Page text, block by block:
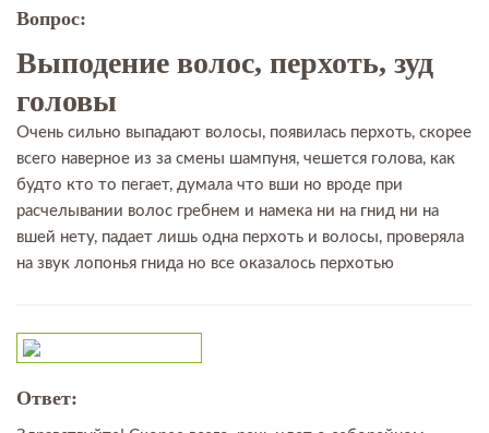
Вопрос:
Выподение волос, перхоть, зуд
головы
Очень сильно выпадают волосы, появилась перхоть, скорее
всего наверное из за смены шампуня, чешется голова, как
будто кто то пегает, думала что вши но вроде при
расчелывании волос гребнем и намека ни на гнид ни на
вшей нету, падает лишь одна перхоть и волосы, проверяла
на звук лопонья гнида но все оказалось перхотью
Ответ: